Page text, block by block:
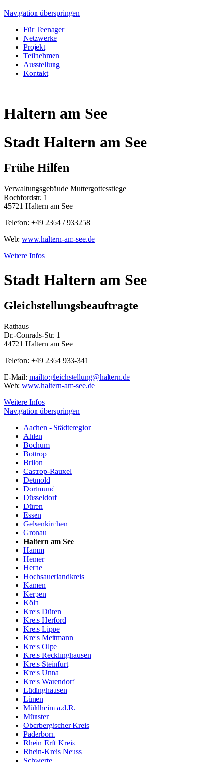
Navigation überspringen
Für Teenager
Netzwerke
Projekt
Teilnehmen
Ausstellung
Kontakt
Haltern am See
Stadt Haltern am See
Frühe Hilfen
Verwaltungsgebäude Muttergottesstiege
Rochfordstr. 1
45721 Haltern am See
Telefon: +49 2364 / 933258
Web: www.haltern-am-see.de
Weitere Infos
Stadt Haltern am See
Gleichstellungsbeauftragte
Rathaus
Dr.-Conrads-Str. 1
44721 Haltern am See
Telefon: +49 2364 933-341
E-Mail: mailto:gleichstellung@haltern.de
Web: www.haltern-am-see.de
Weitere Infos
Navigation überspringen
Aachen - Städteregion
Ahlen
Bochum
Bottrop
Brilon
Castrop-Rauxel
Detmold
Dortmund
Düsseldorf
Düren
Essen
Gelsenkirchen
Gronau
Haltern am See
Hamm
Hemer
Herne
Hochsauerlandkreis
Kamen
Kerpen
Köln
Kreis Düren
Kreis Herford
Kreis Lippe
Kreis Mettmann
Kreis Olpe
Kreis Recklinghausen
Kreis Steinfurt
Kreis Unna
Kreis Warendorf
Lüdinghausen
Lünen
Mühlheim a.d.R.
Münster
Oberbergischer Kreis
Paderborn
Rhein-Erft-Kreis
Rhein-Kreis Neuss
Schwerte